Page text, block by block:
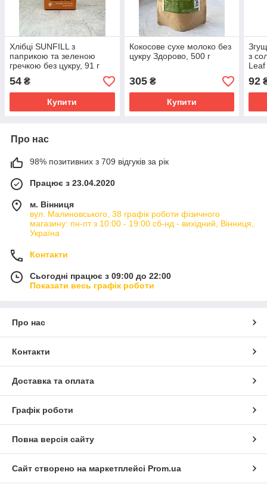
Хлібці SUNFILL з
паприкою та зеленою
гречкою без цукру, 91 г
54 ₴
Купити
Кокосове сухе молоко без
цукру Здорово, 500 г
305₴
Купити
з
Leaf
92
Про нас
98% позитивних з 709 відгуків за рік
Працює з 23.04.2020
м. Вінниця
вул. Малиновського, 38 графік роботи фізичного
магазину: пн-пт з 10:00 - 19:00 сб-нд - вихідний, Вінниця,
Україна
Контакти
Сьогодні працює з 09:00 до 22:00
Показати весь графік роботи
Про нас
Контакти
Доставка та оплата
Графік роботи
Повна версія сайту
Сайт створено на маркетплейсі Prom.ua